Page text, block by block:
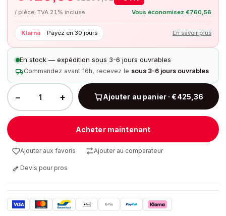
/ pièce, TVA 21% incluse Vous économisez €760,56
Klarna · Payez en 30 jours En savoir plus
En stock — expédition sous 3-6 jours ouvrables
Commandez avant 16h, recevez le sous 3-6 jours ouvrables
− + Ajouter au panier · €425,36
Acheter maintenant
Ajouter aux favoris Ajouter au comparateur
Devis pour pros